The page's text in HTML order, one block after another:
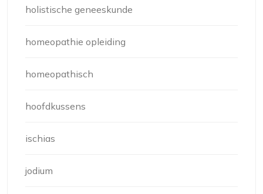
holistische geneeskunde
homeopathie opleiding
homeopathisch
hoofdkussens
ischias
jodium